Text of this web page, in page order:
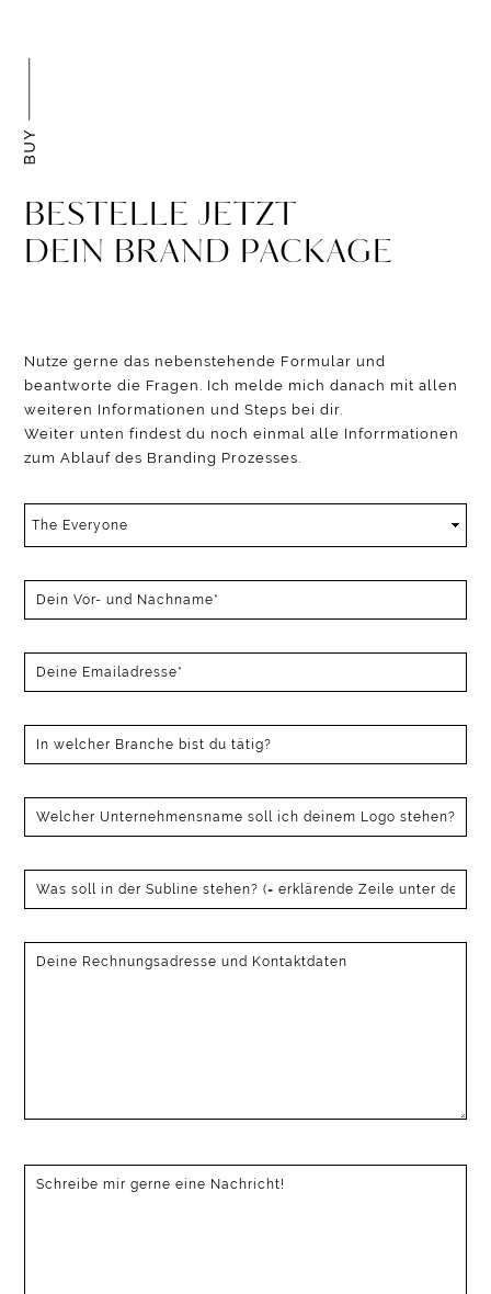
BESTELLE JETZT
DEIN BRAND PACKAGE
Nutze gerne das nebenstehende Formular und
beantworte die Fragen. Ich melde mich danach mit allen
weiteren Informationen und Steps bei dir.
Weiter unten findest du noch einmal alle Inforrmationen
zum Ablauf des Branding Prozesses.